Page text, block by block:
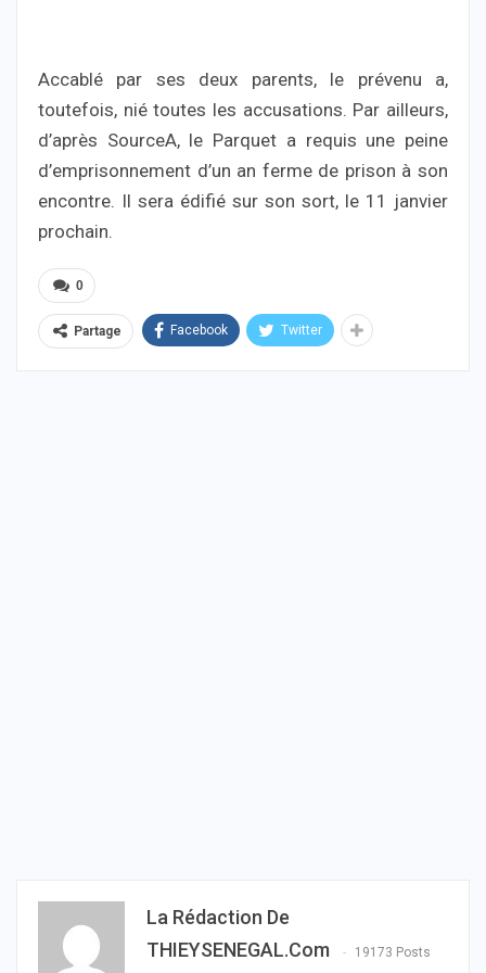
Accablé par ses deux parents, le prévenu a,
toutefois, nié toutes les accusations. Par ailleurs,
d’après SourceA, le Parquet a requis une peine
d’emprisonnement d’un an ferme de prison à son
encontre. Il sera édifié sur son sort, le 11 janvier
prochain.
0
Partage Facebook Twitter
La Rédaction De
THIEYSENEGAL.com
19173 Posts